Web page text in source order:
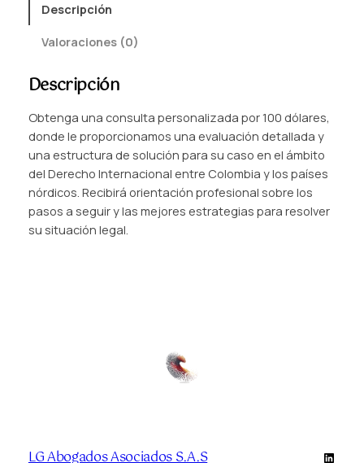
l
e
D
e
r
e
c
h
o
a
Descripción
Valoraciones (0)
Descripción
Obtenga una consulta personalizada por 100 dólares,
donde le proporcionamos una evaluación detallada y
una estructura de solución para su caso en el ámbito
del Derecho Internacional entre Colombia y los países
nórdicos. Recibirá orientación profesional sobre los
pasos a seguir y las mejores estrategias para resolver
su situación legal.
LG Abogados Asociados S.A.S